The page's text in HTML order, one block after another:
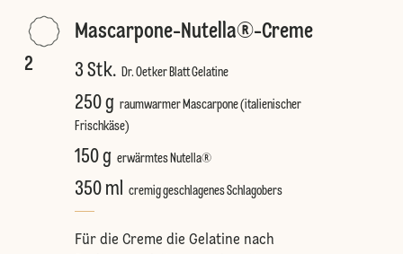
2
Mascarpone-Nutella®-Creme
3 Stk. Dr. Oetker Blatt Gelatine
250 g raumwarmer Mascarpone (italienischer
Frischkäse)
150 g erwärmtes Nutella®
350 ml cremig geschlagenes Schlagobers
Für die Creme die Gelatine nach